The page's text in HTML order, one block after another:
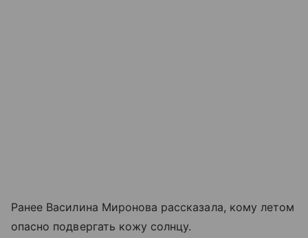
Ранее Василина Миронова рассказала, кому летом
опасно подвергать кожу солнцу.